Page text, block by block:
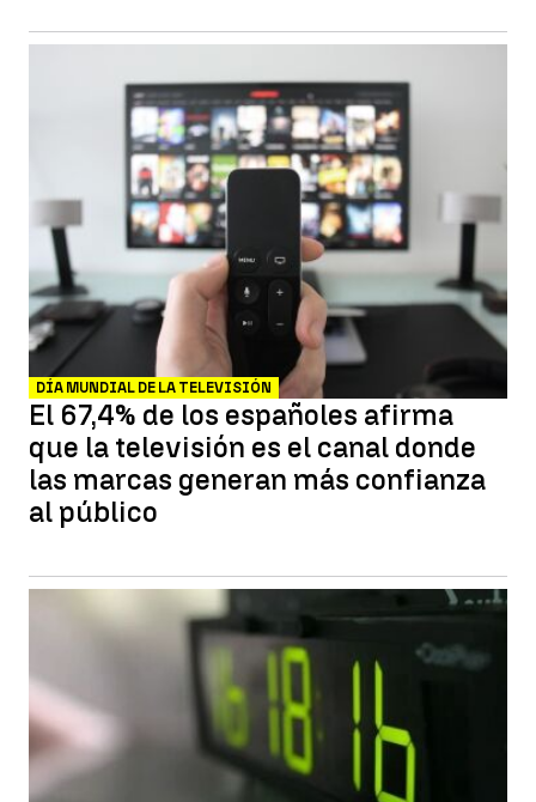
DÍA MUNDIAL DE LA TELEVISIÓN
El 67,4% de los españoles afirma
que la televisión es el canal donde
las marcas generan más confianza
al público